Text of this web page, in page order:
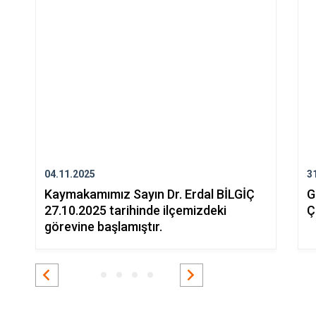
04.11.2025
Kaymakamımız Sayın Dr. Erdal BİLGİÇ
27.10.2025 tarihinde ilçemizdeki
görevine başlamıştır.